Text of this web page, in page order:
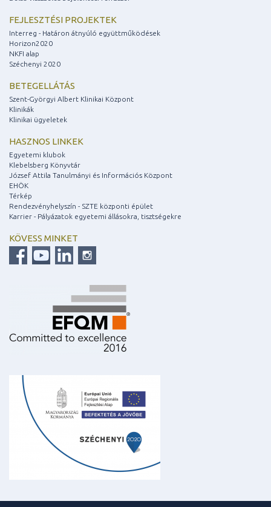
FEJLESZTÉSI PROJEKTEK
Interreg - Határon átnyúló együttműködések
Horizon2020
NKFI alap
Széchenyi 2020
BETEGELLÁTÁS
Szent-Györgyi Albert Klinikai Központ
Klinikák
Klinikai ügyeletek
HASZNOS LINKEK
Egyetemi klubok
Klebelsberg Könyvtár
József Attila Tanulmányi és Információs Központ
EHÖK
Térkép
Rendezvényhelyszín - SZTE központi épület
Karrier - Pályázatok egyetemi állásokra, tisztségekre
KÖVESS MINKET